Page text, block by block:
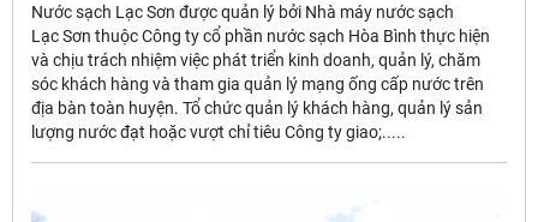
Nước sạch Lạc Sơn được quản lý bởi Nhà máy nước sạch
Lạc Sơn thuộc Công ty cổ phần nước sạch Hòa Bình thực hiện
và chịu trách nhiệm việc phát triển kinh doanh, quản lý, chăm
sóc khách hàng và tham gia quản lý mạng ống cấp nước trên
địa bàn toàn huyện. Tổ chức quản lý khách hàng, quản lý sản
lượng nước đạt hoặc vượt chỉ tiêu Công ty giao;.....